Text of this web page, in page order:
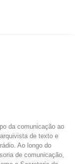
da comunicação ao
de texto e
Ao longo do
de comunicação,